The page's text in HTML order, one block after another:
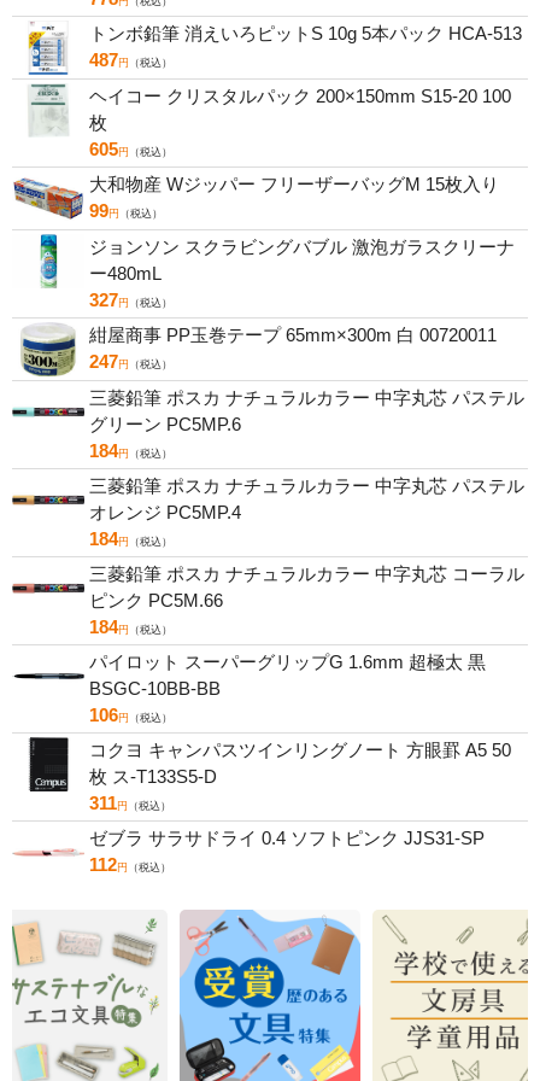
トンボ鉛筆 消えいろピットS 10g 5本パック HCA-513
487円 （税込）
ヘイコー クリスタルパック 200×150mm S15-20 100
枚
605円 （税込）
大和物産 Wジッパー フリーザーバッグM 15枚入り
99円 （税込）
ジョンソン スクラビングバブル 激泡ガラスクリーナ
ー480mL
327円 （税込）
紺屋商事 PP玉巻テープ 65mm×300m 白 00720011
247円 （税込）
三菱鉛筆 ポスカ ナチュラルカラー 中字丸芯 パステル
グリーン PC5MP.6
184円 （税込）
三菱鉛筆 ポスカ ナチュラルカラー 中字丸芯 パステル
オレンジ PC5MP.4
184円 （税込）
三菱鉛筆 ポスカ ナチュラルカラー 中字丸芯 コーラル
ピンク PC5M.66
184円 （税込）
パイロット スーパーグリップG 1.6mm 超極太 黒
BSGC-10BB-BB
106円 （税込）
コクヨ キャンパスツインリングノート 方眼罫 A5 50
枚 ス-T133S5-D
311円 （税込）
ゼブラ サラサドライ 0.4 ソフトピンク JJS31-SP
112円 （税込）